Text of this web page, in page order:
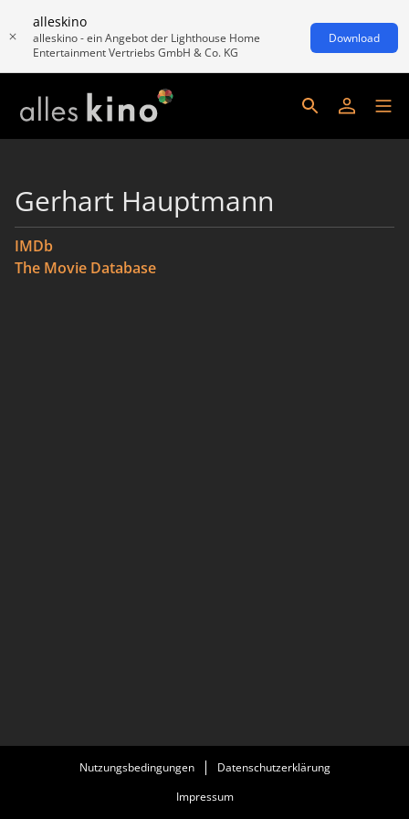
alleskino
alleskino - ein Angebot der Lighthouse Home
Entertainment Vertriebs GmbH & Co. KG
Download
Gerhart Hauptmann
IMDb
The Movie Database
Nutzungsbedingungen
Datenschutzerklärung
Impressum